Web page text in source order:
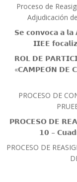
Proceso de
Adjudicación
𝗦𝗲 𝗰𝗼𝗻𝘃𝗼𝗰𝗮 𝗮 𝗹𝗮
𝗜𝗜𝗘𝗘
𝗥𝗢𝗟 𝗗𝗘
«𝗖𝗔𝗠𝗣𝗘𝗢́𝗡 𝗗𝗘
PROCESO DE
𝗣𝗥𝗢𝗖𝗘𝗦𝗢 𝗗𝗘
𝟭𝟬 –
PROCESO DE